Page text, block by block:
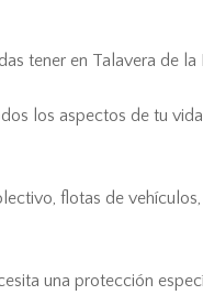
tener en Talavera de la
los aspectos de tu
flotas de
una protección